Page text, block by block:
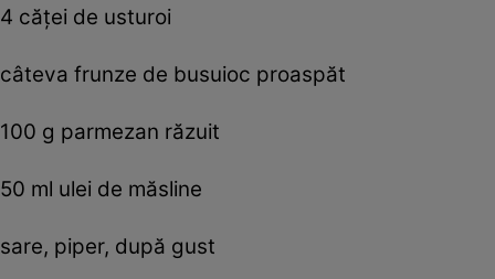
4 căţei de usturoi
câteva frunze de busuioc proaspăt
100 g parmezan răzuit
50 ml ulei de măsline
sare, piper, după gust